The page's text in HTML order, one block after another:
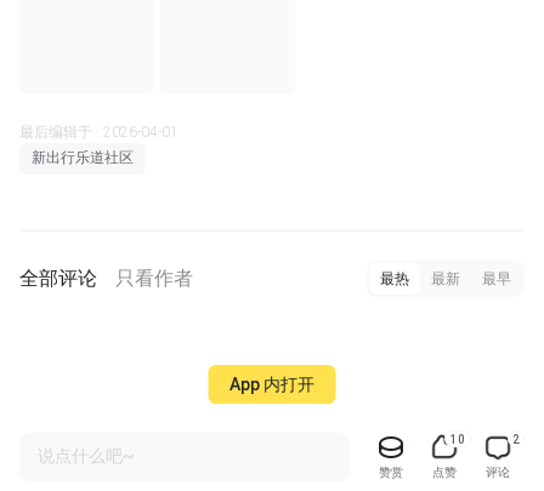
最后编辑于 · 2026-04-01
新出行乐道社区
全部评论 只看作者 最热 最新 最早
说点什么吧~
赞赏
10
点赞
2
评论
App 内打开